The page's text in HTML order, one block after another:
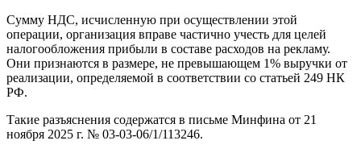
Сумму НДС, исчисленную при осуществлении этой
операции, организация вправе частично учесть для целей
налогообложения прибыли в составе расходов на рекламу.
Они признаются в размере, не превышающем 1% выручки от
реализации, определяемой в соответствии со статьей 249 НК
РФ.
Такие разъяснения содержатся в письме Минфина от 21
ноября 2025 г. № 03-03-06/1/113246.